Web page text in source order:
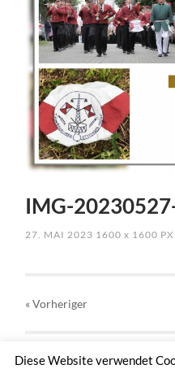
IMG-
27. MAI 2023 1600x 1600 PX
« Vorheriger
Diese Website verwendet